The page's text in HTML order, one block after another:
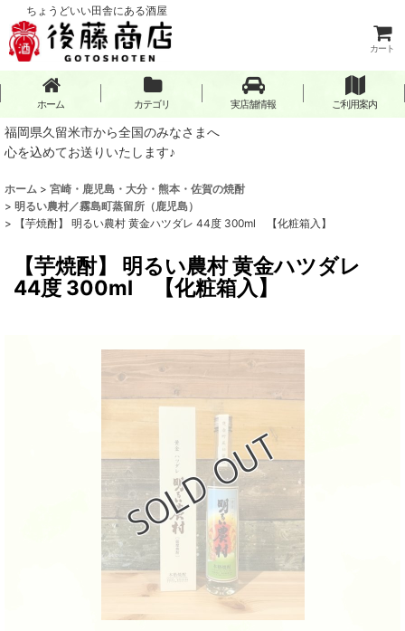
ちょうどいい田舎にある酒屋
カート
ホーム カテゴリ 実店舗情報 ご利用案内
福岡県久留米市から全国のみなさまへ
心を込めてお送りいたします♪
ホーム > 宮崎・鹿児島・大分・熊本・佐賀の焼酎
> 明るい農村／霧島町蒸留所（鹿児島）
>
【芋焼酎】 明るい農村 黄金ハツダレ 44度 300ml 【化粧箱入】
【芋焼酎】 明るい農村 黄金ハツダレ
44度 300ml 【化粧箱入】